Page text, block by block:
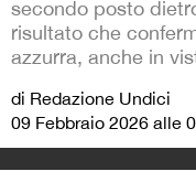
secondo posto
risultato che
azzurra, anche in
di Redazione Undici
09 Febbraio 2026 alle